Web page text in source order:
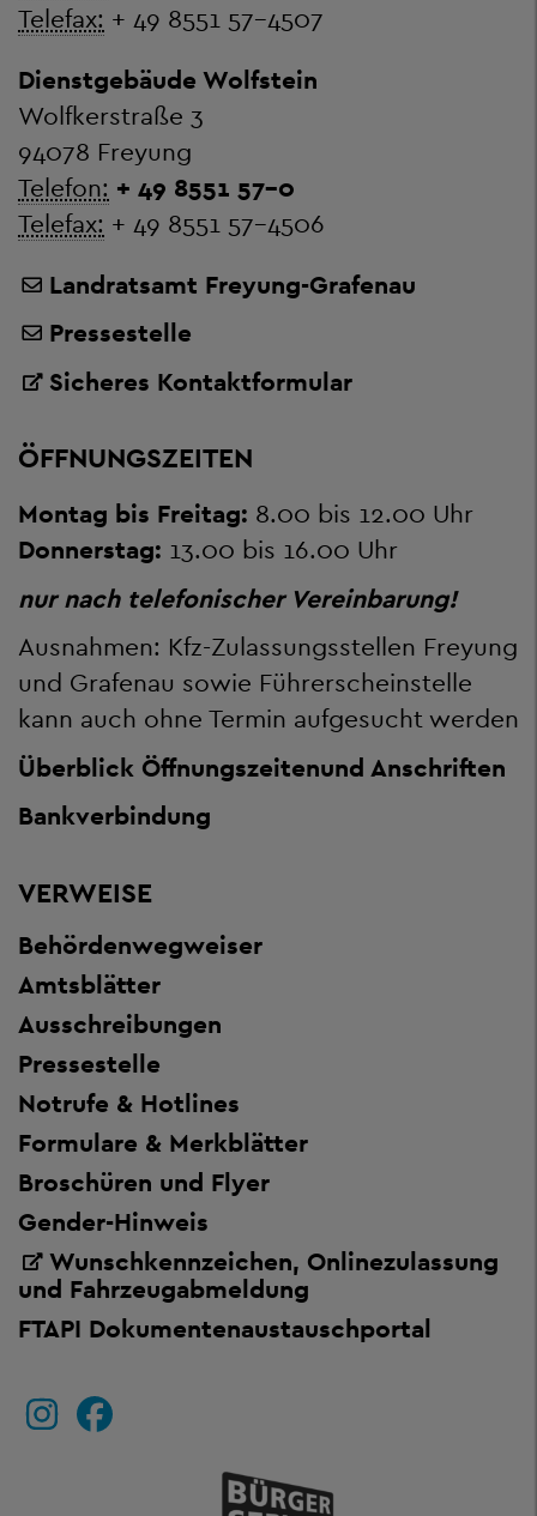
Telefax: + 49 8551 57-4507
Dienstgebäude Wolfstein
Wolfkerstraße 3
94078 Freyung
Telefon: + 49 8551 57-0
Telefax: + 49 8551 57-4506
Landratsamt Freyung-Grafenau
Pressestelle
Sicheres Kontaktformular
ÖFFNUNGSZEITEN
Montag bis Freitag: 8.00 bis 12.00 Uhr
Donnerstag: 13.00 bis 16.00 Uhr
nur nach telefonischer Vereinbarung!
Ausnahmen: Kfz-Zulassungsstellen Freyung
und Grafenau sowie Führerscheinstelle
kann auch ohne Termin aufgesucht werden
Überblick Öffnungszeitenund Anschriften
Bankverbindung
VERWEISE
Behördenwegweiser
Amtsblätter
Ausschreibungen
Pressestelle
Notrufe & Hotlines
Formulare & Merkblätter
Broschüren und Flyer
Gender-Hinweis
Wunschkennzeichen, Onlinezulassung
und Fahrzeugabmeldung
FTAPI Dokumentenaustauschportal